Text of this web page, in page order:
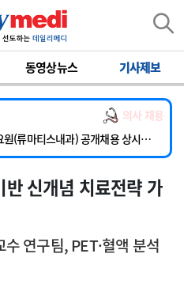
동영상뉴스 기사제보
의사 채용
임의 초빙
반기 인턴 모집
트 건진교수 초빙
[충남대학교병원] [세종] 임상교수요원(류마티스내과) 공개채용 상시모집
임의 초빙
기 인턴 모집
신개념 치료전략 가
연구팀, PET·혈액 분석